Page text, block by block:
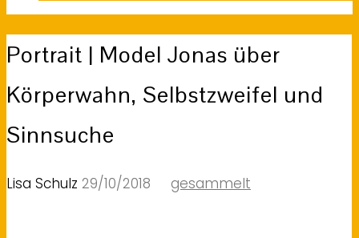
Portrait | Model Jonas über
Körperwahn, Selbstzweifel und
Sinnsuche
Lisa Schulz 29/10/2018 gesammelt